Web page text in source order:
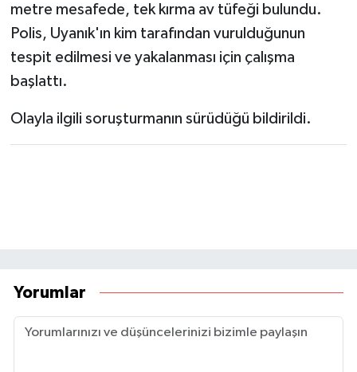
metre mesafede, tek kırma av tüfeği bulundu.
Polis, Uyanık'ın kim tarafından vurulduğunun
tespit edilmesi ve yakalanması için çalışma
başlattı.
Olayla ilgili soruşturmanın sürüdüğü bildirildi.
Yorumlar